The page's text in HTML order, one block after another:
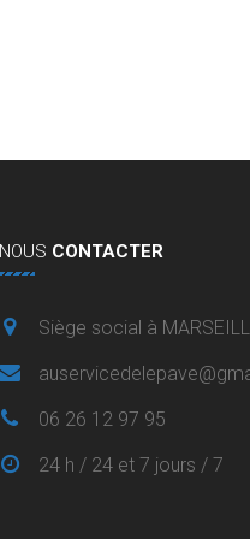
NOUS CONTACTER
Siège social à
06 26 12 97 95
24 h / 24 et 7 jours / 7